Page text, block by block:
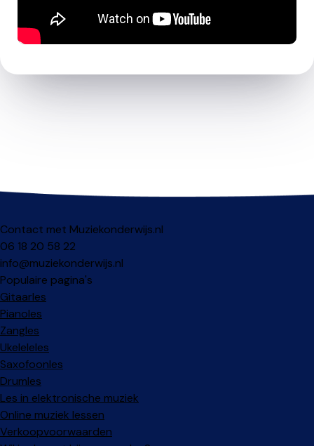
Contact met Muziekonderwijs.nl
06 18 20 58 22
info@muziekonderwijs.nl
Populaire pagina's
Gitaarles
Pianoles
Zangles
Ukeleleles
Saxofoonles
Drumles
Les in elektronische muziek
Online muziek lessen
Verkoopvoorwaarden